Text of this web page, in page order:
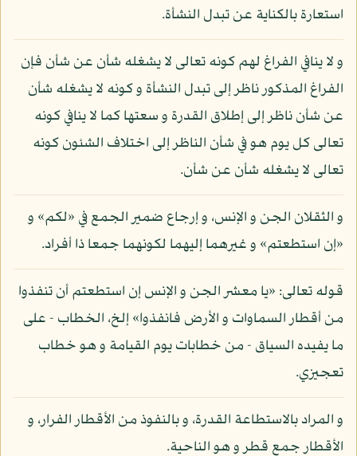
استعارة بالكناية عن تبدل النشأة.
و لا ينافي الفراغ لهم كونه تعالى لا يشغله شأن عن شأن فإن
الفراغ المذكور ناظر إلى تبدل النشأة و كونه لا يشغله شأن
عن شأن ناظر إلى إطلاق القدرة و سعتها كما لا ينافي كونه
تعالى كل يوم هو في شأن الناظر إلى اختلاف الشئون كونه
تعالى لا يشغله شأن عن شأن.
و الثقلان الجن و الإنس، و إرجاع ضمير الجمع في «لكم» و
«إن استطعتم» و غيرهما إليهما لكونهما جمعا ذا أفراد.
قوله تعالى: «يا معشر الجن و الإنس إن استطعتم أن تنفذوا
من أقطار السماوات و الأرض فانفذوا» إلخ، الخطاب - على
ما يفيده السياق - من خطابات يوم القيامة و هو خطاب
تعجيزي.
و المراد بالاستطاعة القدرة، و بالنفوذ من الأقطار الفرار، و
الأقطار جمع قطر و هو الناحية.